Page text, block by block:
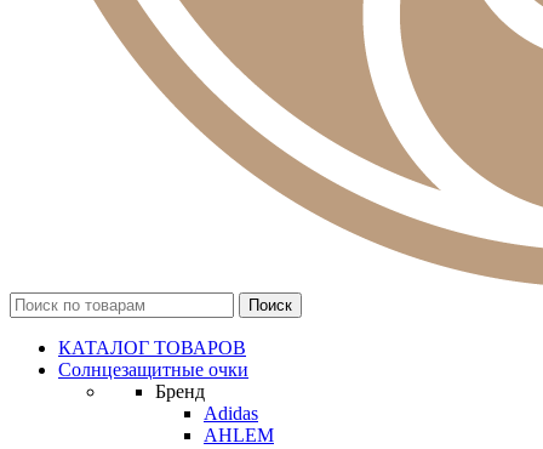
КАТАЛОГ ТОВАРОВ
Солнцезащитные очки
Бренд
Adidas
AHLEM